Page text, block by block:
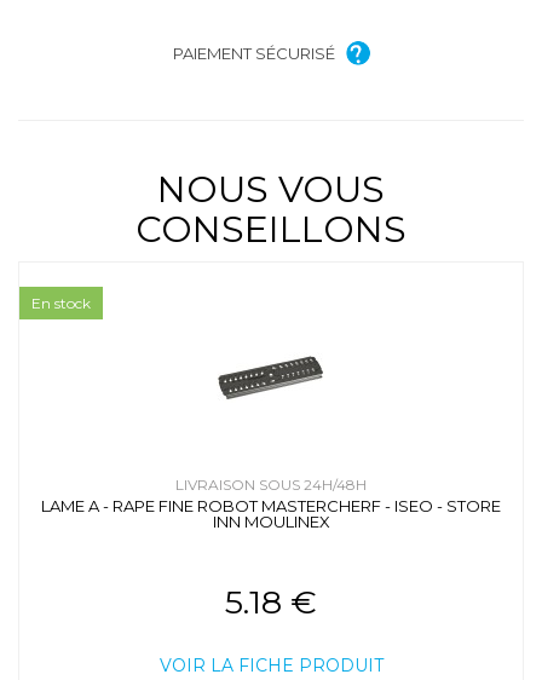
PAIEMENT SÉCURISÉ
NOUS VOUS
CONSEILLONS
LIVRAISON SOUS 24H/48H
LAME A - RAPE FINE ROBOT MASTERCHERF - ISEO - STORE
INN MOULINEX
5.18 €
VOIR LA FICHE PRODUIT
En stock